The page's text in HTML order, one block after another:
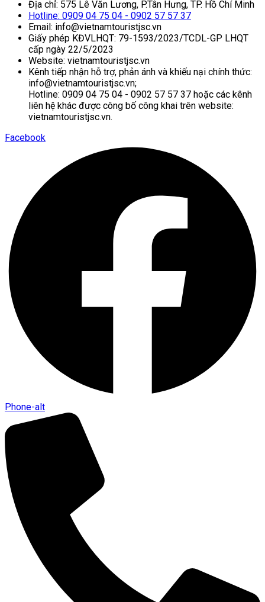
Địa chỉ: 575 Lê Văn Lương, P.Tân Hưng, TP. Hồ Chí Minh
Hotline: 0909 04 75 04 - 0902 57 57 37
Email: info@vietnamtouristjsc.vn
Giấy phép KĐVLHQT: 79-1593/2023/TCDL-GP LHQT
cấp ngày 22/5/2023
Website: vietnamtouristjsc.vn
Kênh tiếp nhận hỗ trợ, phản ánh và khiếu nại chính thức:
info@vietnamtouristjsc.vn;
Hotline: 0909 04 75 04 - 0902 57 57 37 hoặc các kênh
liên hệ khác được công bố công khai trên website:
vietnamtouristjsc.vn.
Facebook
Phone-alt